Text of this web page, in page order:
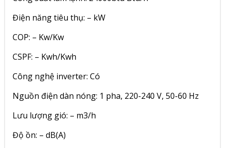
Điện năng tiêu thụ: – kW
COP: – Kw/Kw
CSPF: – Kwh/Kwh
Công nghệ inverter: Có
Nguồn điện dàn nóng: 1 pha, 220-240 V, 50-60 Hz
Lưu lượng gió: – m3/h
Độ ồn: – dB(A)